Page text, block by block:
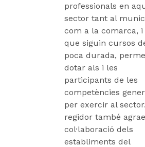
professionals en
sector tant al
com a la comarca,
que siguin cursos
poca durada,
dotar als i les
participants de les
competències
per exercir al
regidor també
col·laboració dels
establiments del